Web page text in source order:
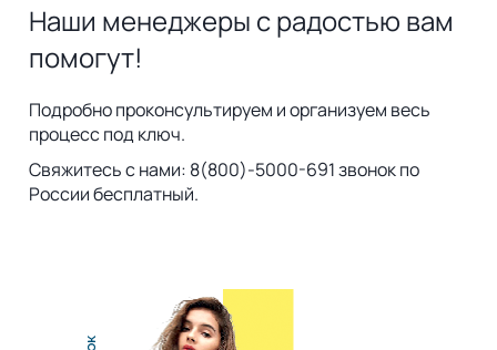
Наши менеджеры с радостью вам
помогут!
Подробно проконсультируем и организуем весь
процесс под ключ.
Свяжитесь с нами: 8(800)-5000-691 звонок по
России бесплатный.